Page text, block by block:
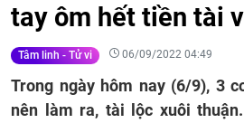
tay ôm hết tiền tài
Tâm linh - Tử vi 06/09/2022 04:49
Trong ngày hôm nay (6/9), 3
nên làm ra, tài lộc xuôi